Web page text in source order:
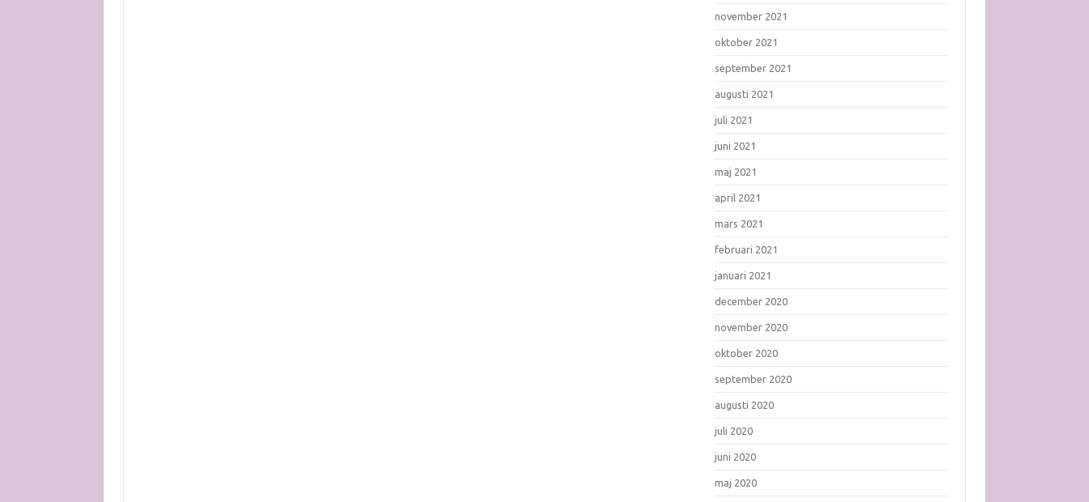
november 2021
oktober 2021
september 2021
augusti 2021
juli 2021
juni 2021
maj 2021
april 2021
mars 2021
februari 2021
januari 2021
december 2020
november 2020
oktober 2020
september 2020
augusti 2020
juli 2020
juni 2020
maj 2020